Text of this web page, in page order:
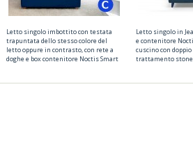
Letto singolo imbottito con testata
trapuntata dello stesso colore del
letto oppure in contrasto, con rete a
doghe e box contenitore Noctis Smart
Letto singolo in
e contenitore
cuscino con
trattamento stone